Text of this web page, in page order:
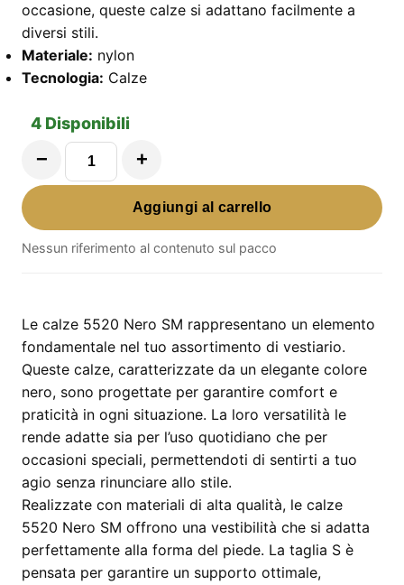
occasione, queste calze si adattano facilmente a
diversi stili.
Materiale: nylon
Tecnologia: Calze
4 Disponibili
−
Calze
SM
+
Aggiungi al carrello
Nessun riferimento al contenuto sul pacco
Le calze 5520 Nero SM rappresentano un elemento
fondamentale nel tuo assortimento di vestiario.
Queste calze, caratterizzate da un elegante colore
nero, sono progettate per garantire comfort e
praticità in ogni situazione. La loro versatilità le
rende adatte sia per l’uso quotidiano che per
occasioni speciali, permettendoti di sentirti a tuo
agio senza rinunciare allo stile.
Realizzate con materiali di alta qualità, le calze
5520 Nero SM offrono una vestibilità che si adatta
perfettamente alla forma del piede. La taglia S è
pensata per garantire un supporto ottimale,